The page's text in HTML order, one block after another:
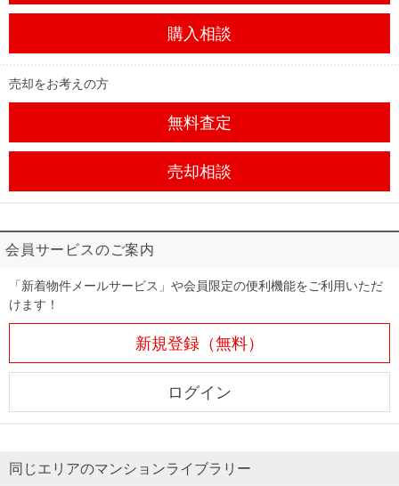
購入相談
売却をお考えの方
無料査定
売却相談
会員サービスのご案内
「新着物件メールサービス」や会員限定の便利機能をご利用いただ
けます！
新規登録（無料）
ログイン
同じエリアのマンションライブラリー